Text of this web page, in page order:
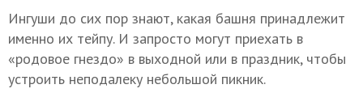
Ингуши до сих пор знают, какая башня принадлежит
именно их тейпу. И запросто могут приехать в
«родовое гнездо» в выходной или в праздник, чтобы
устроить неподалеку небольшой пикник.